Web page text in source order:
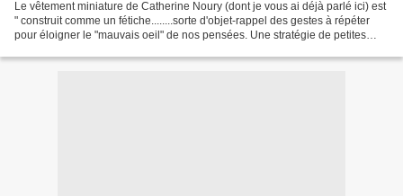
Le vêtement miniature de Catherine Noury (dont je vous ai déjà parlé ici) est
" construit comme un fétiche........sorte d'objet-rappel des gestes à répéter
pour éloigner le "mauvais oeil" de nos pensées. Une stratégie de petites